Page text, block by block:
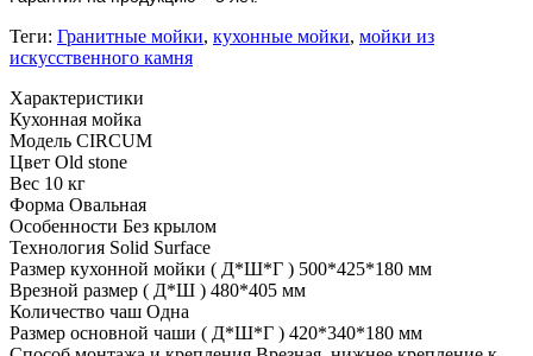
Теги: Гранитные мойки, кухонные мойки, мойки из
искусственного камня
Характеристики
Кухонная мойка
Модель CIRCUM
Цвет Old stone
Вес 10 кг
Форма Овальная
Особенности Без крылом
Технология Solid Surface
Размер кухонной мойки ( Д*Ш*Г ) 500*425*180 мм
Врезной размер ( Д*Ш ) 480*405 мм
Количество чаш Одна
Размер основной чаши ( Д*Ш*Г ) 420*340*180 мм